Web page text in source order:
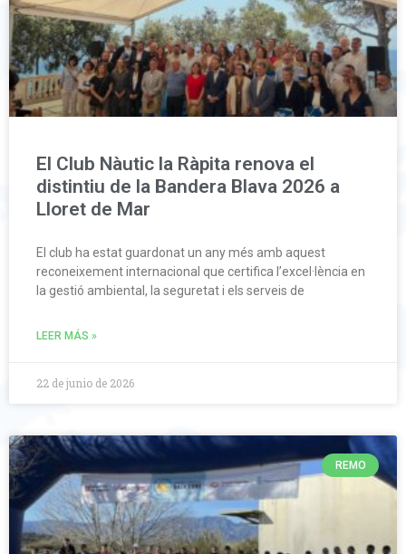
El Club Nàutic la Ràpita renova el
distintiu de la Bandera Blava 2026 a
Lloret de Mar
El club ha estat guardonat un any més amb aquest
reconeixement internacional que certifica l’excel·lència en
la gestió ambiental, la seguretat i els serveis de
LEER MÁS »
22 de junio de 2026
REMO